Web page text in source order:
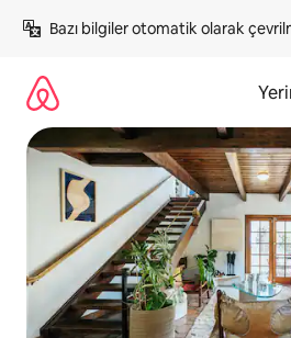
atla
Bazı bilgiler otomatik olarak